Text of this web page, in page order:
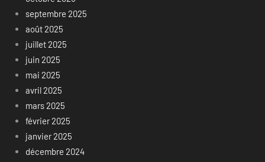
septembre 2025
août 2025
juillet 2025
juin 2025
mai 2025
avril 2025
mars 2025
février 2025
janvier 2025
décembre 2024